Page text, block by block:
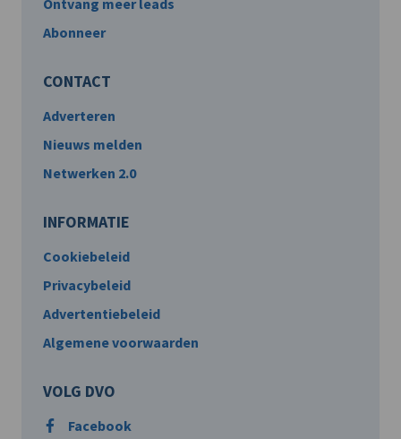
Ontvang meer leads
Abonneer
CONTACT
Adverteren
Nieuws melden
Netwerken 2.0
INFORMATIE
Cookiebeleid
Privacybeleid
Advertentiebeleid
Algemene voorwaarden
VOLG DVO
Facebook